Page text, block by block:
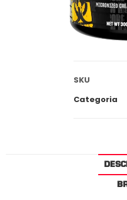
SKU
Categoria